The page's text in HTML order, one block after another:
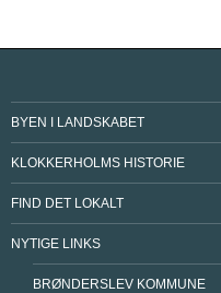
BYEN I LANDSKABET
KLOKKERHOLMS HISTORIE
FIND DET LOKALT
NYTIGE LINKS
BRØNDERSLEV KOMMUNE